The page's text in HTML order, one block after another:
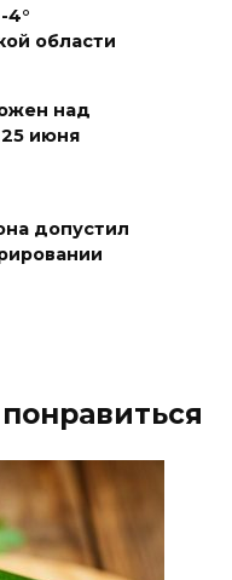
и 30
за
+40 °C
Дону 8
4°
области
над
июня
допустил